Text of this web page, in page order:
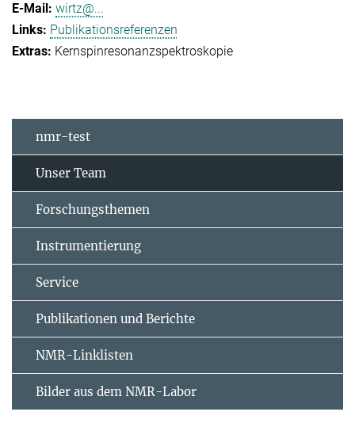
wirtz@...
Publikationsreferenzen
Kernspinresonanzspektroskopie
nmr-test
Unser Team
Forschungsthemen
Instrumentierung
Service
Publikationen und Berichte
NMR-Linklisten
Bilder aus dem NMR-Labor